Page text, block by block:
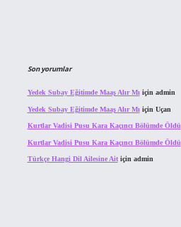
Son yorumlar
Yedek Subay Eğitimde Maaş Alır Mı için admin
Yedek Subay Eğitimde Maaş Alır Mı için Uçan
Kurtlar Vadisi Pusu Kara Kaçıncı Bölümde Öldü
Kurtlar Vadisi Pusu Kara Kaçıncı Bölümde Öldü
Türkçe Hangi Dil Ailesine Aitiçin admin